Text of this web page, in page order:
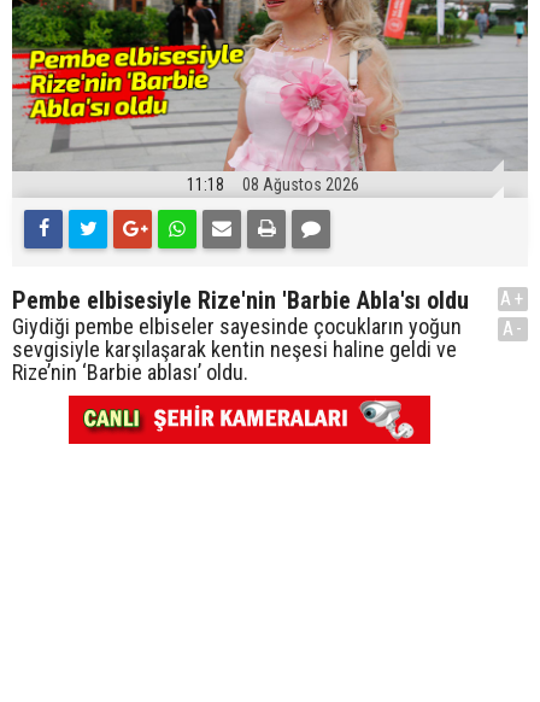
11:18 08 Ağustos 2026
Pembe elbisesiyle Rize'nin 'Barbie Abla'sı oldu
Giydiği pembe elbiseler sayesinde çocukların yoğun
sevgisiyle karşılaşarak kentin neşesi haline geldi ve
Rize’nin ‘Barbie ablası’ oldu.
A+
A-